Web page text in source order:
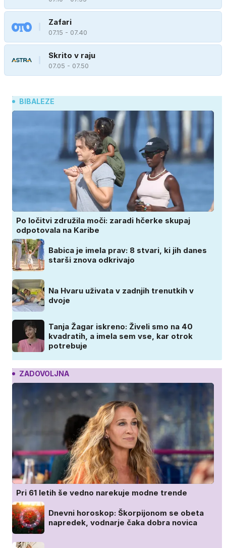
Zafari
07.15 - 07.40
Skrito v raju
07.05 - 07.50
BIBALEZE
Po ločitvi združila moči: zaradi hčerke skupaj
odpotovala na Karibe
Babica je imela prav: 8 stvari, ki jih danes
starši znova odkrivajo
Na Hvaru uživata v zadnjih trenutkih v
dvoje
Tanja Žagar iskreno: Živeli smo na 40
kvadratih, a imela sem vse, kar otrok
potrebuje
ZADOVOLJNA
Pri 61 letih še vedno narekuje modne trende
Dnevni horoskop: Škorpijonom se obeta
napredek, vodnarje čaka dobra novica